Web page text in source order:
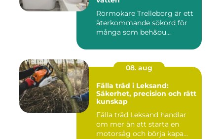
Rörmokare Trelleborg är ett
återkommande sökord för
många som beh&ou...
08. aug
Fälla träd i Leksand:
Säkerhet, precision och rätt
kunskap
Fälla träd Leksand handlar
om mer än att starta en
motorsåg och börja kapa...